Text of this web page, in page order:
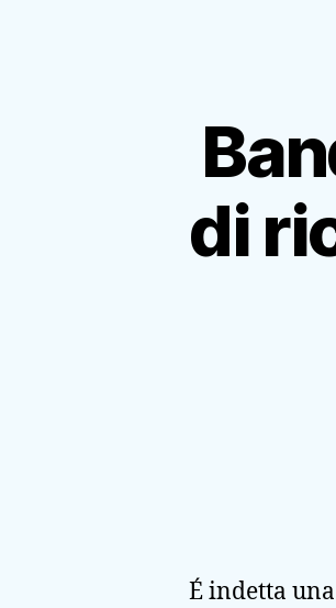
di
É indetta